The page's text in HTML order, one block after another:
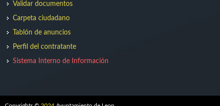
Validar documentos
Carpeta ciudadano
Tablón de anuncios
Perfil del contratante
Sistema Interno de Información